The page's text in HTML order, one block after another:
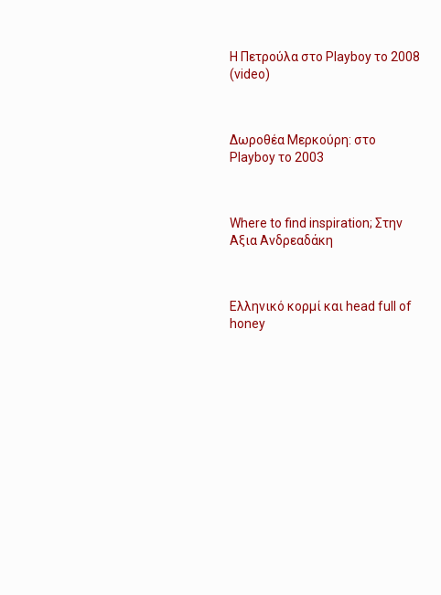
Η Πετρούλα στο Playboy το 2008
(video)
Δωροθέα Μερκούρη: στο
Playboy το 2003
Where to find inspiration; Στην
Αξια Ανδρεαδάκη
Ελληνικό κορμί και head full of
honey